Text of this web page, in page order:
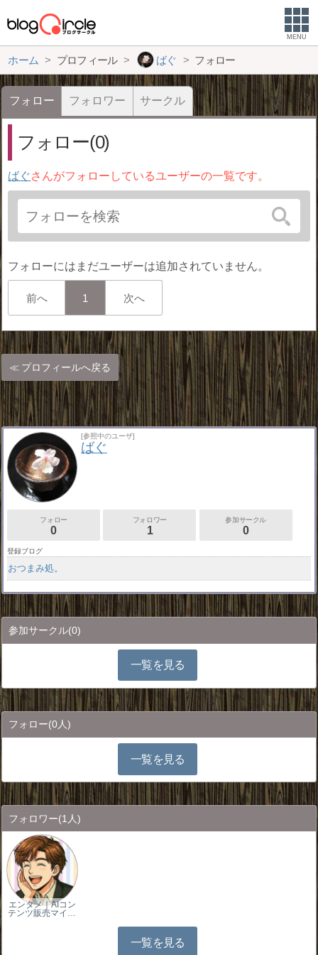
MENU
ホーム プロフィール ばぐ フォロー
フォロー フォロワー サークル
フォロー(0)
ばぐさんがフォローしているユーザーの一覧です。
フォローにはまだユーザーは追加されていません。
前へ 1 次へ
プロフィールへ戻る
[参照中のユーザ]
ばぐ
フォロー
0
フォロワー
1
参加サークル
0
登録ブログ
おつまみ処。
参加サークル(0)
一覧を見る
フォロー(0人)
一覧を見る
フォロワー(1人)
エンタメ｜AIコン
テンツ販売マイ…
一覧を見る